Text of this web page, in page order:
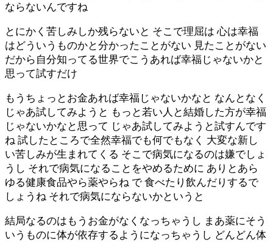
ならないんですね
とにかく苦しみしか残らないと そこで理屈は 心は幸福
はどういうものかと分かったことがない 見たことがない
だから自分知ってる世界でこうあれば幸福じゃないかと
思って試すだけ
もうちょっとお金あれば幸福じゃないかなと なんとなく
じゃあ試してみようと もっと若い人と結婚した方が幸福
じゃないかなと思って じゃあ試してみようと試すんです
ね 試したところで全然幸福でも何でもなく 大変な新し
い苦しみが生まれてくる そこで病気になるのは嫌でしょ
うし それで病気になることをやめるために ありとあら
ゆる健康食品やら薬やらね で 食べたり飲んだりするで
しょうね それで病気にならないかというと
結局なるのはもうお金がなくなっちゃうし まあ薬にそう
いうものに体が依存するようになっちゃうし どんどん体